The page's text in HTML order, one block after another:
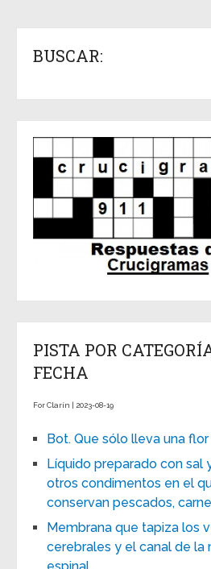
BUSCAR:
PISTA POR
FECHA
For Clarín | 2023-08-19
Bot. Que sólo lleva una flor
Líquido preparado con sal
otros condimentos en el
conservan pescados,
Membrana que tapiza los
cerebrales y el canal de la
espinal